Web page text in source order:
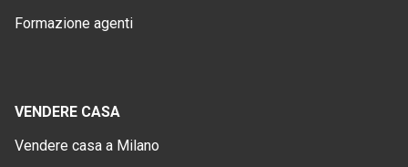
Formazione agenti
VENDERE CASA
Vendere casa a Milano